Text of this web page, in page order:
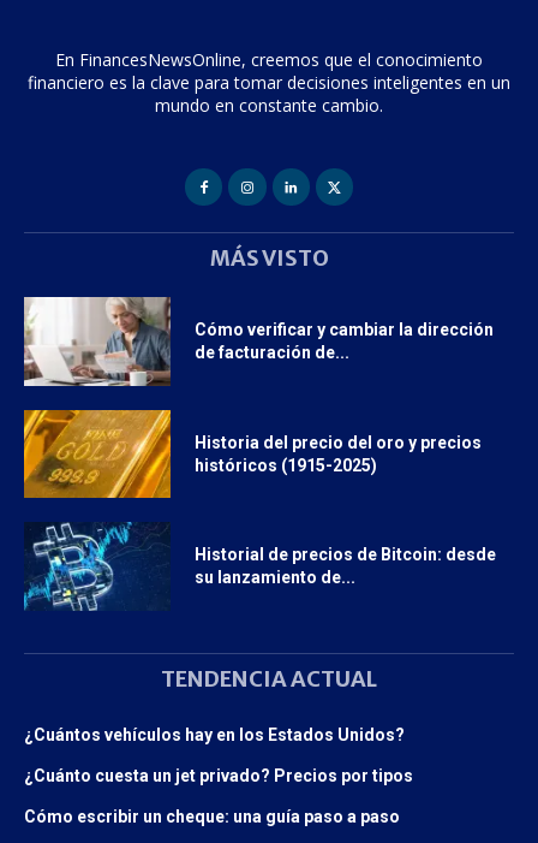
En FinancesNewsOnline, creemos que el conocimiento
financiero es la clave para tomar decisiones inteligentes en un
mundo en constante cambio.
MÁS VISTO
Cómo verificar y cambiar la dirección
de facturación de...
Historia del precio del oro y precios
históricos (1915-2025)
Historial de precios de Bitcoin: desde
su lanzamiento de...
TENDENCIA ACTUAL
¿Cuántos vehículos hay en los Estados Unidos?
¿Cuánto cuesta un jet privado? Precios por tipos
Cómo escribir un cheque: una guía paso a paso